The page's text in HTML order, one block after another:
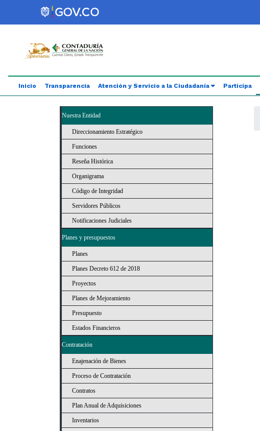
Saltar al contenido principal
Abrir menú de accesibilidad
Inicio Transparencia Atención y Servicio a la Ciudadanía Participa
Nuestra Entidad
Direccionamiento Estratégico
Funciones
Reseña Histórica
Organigrama
Código de Integridad
Servidores Públicos
Notificaciones Judiciales
Planes y presupuestos
Planes
Planes Decreto 612 de 2018
Proyectos
Planes de Mejoramiento
Presupuesto
Estados Financieros
Contratación
Enajenación de Bienes
Proceso de Contratación
Contratos
Plan Anual de Adquisiciones
Inventarios